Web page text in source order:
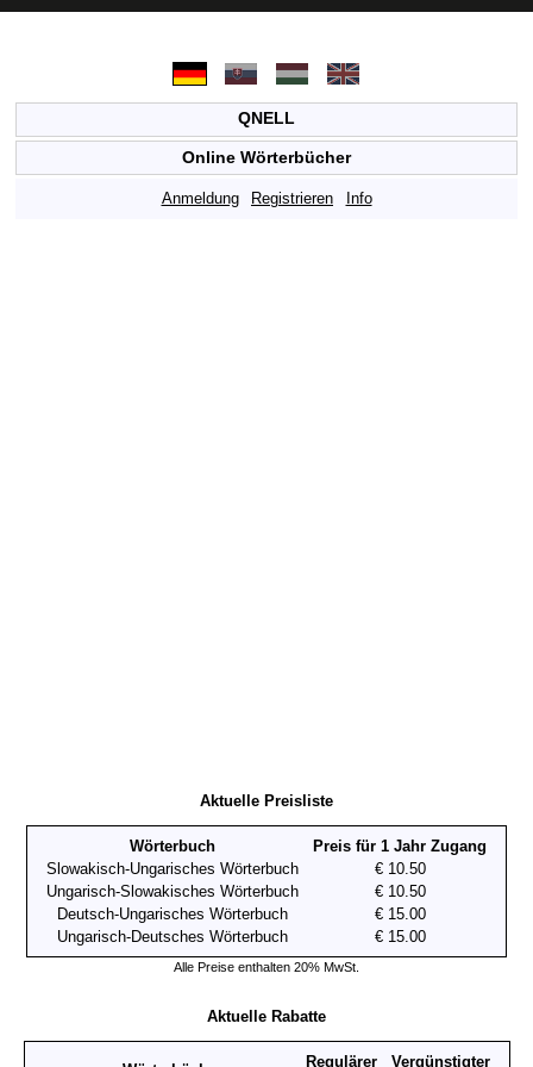
QNELL
Online Wörterbücher
Anmeldung Registrieren Info
Aktuelle Preisliste
Wörterbuch
Preis für 1 Jahr Zugang
Slowakisch-Ungarisches Wörterbuch
€ 10.50
Ungarisch-Slowakisches Wörterbuch
€ 10.50
Deutsch-Ungarisches Wörterbuch
€ 15.00
Ungarisch-Deutsches Wörterbuch
€ 15.00
Alle Preise enthalten 20% MwSt.
Aktuelle Rabatte
Regulärer Vergünstigter